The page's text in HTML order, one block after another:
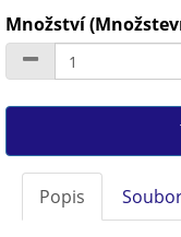
Množství
Popis